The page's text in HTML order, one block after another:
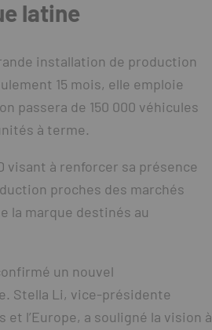
latine
installation de production
15 mois, elle emploie
passera de 150 000 véhicules
à terme.
visant à renforcer sa présence
proches des marchés
la marque destinés au
un nouvel
Stella Li, vice-présidente
l’Europe, a souligné la vision à